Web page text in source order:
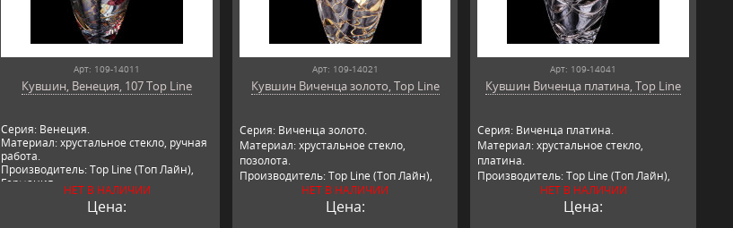
Арт: 109-14011
Кувшин, Венеция, 107 Top Line
Серия: Венеция.
Материал: хрустальное стекло, ручная
работа.
Производитель: Top Line (Топ Лайн),
Германия.
НЕТ В НАЛИЧИИ
Цена:
Арт: 109-14021
Кувшин Виченца золото, Top Line
Серия: Виченца золото.
Материал: хрустальное стекло,
позолота.
Производитель: Top Line (Топ Лайн),
НЕТ В НАЛИЧИИ
Цена:
Арт: 109-14041
Кувшин Виченца платина, Top Line
Серия: Виченца платина.
Материал: хрустальное стекло,
платина.
Производитель: Top Line (Топ Лайн),
НЕТ В НАЛИЧИИ
Цена: